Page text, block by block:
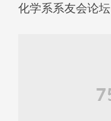
化学系系友会论坛